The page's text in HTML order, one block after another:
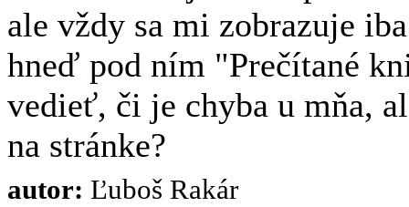
ale vždy sa mi zobrazuje
hneď pod ním "Prečítané
vedieť, či je chyba u mňa,
na stránke?
autor: Ľuboš Rakár